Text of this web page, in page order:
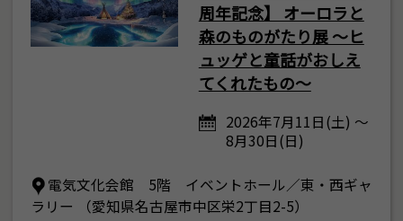
周年記念】 オーロラと
森のものがたり展 ～ヒ
ュッゲと童話がおしえ
てくれたもの～
2026年7月11日(土) ～
8月30日(日)
電気文化会館 5階 イベントホール／東・西ギャ
ラリー （愛知県名古屋市中区栄2丁目2-5）